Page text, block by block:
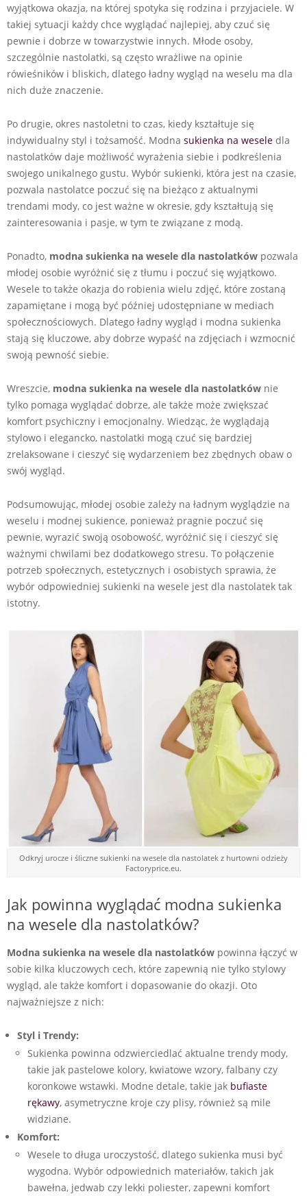
wyjątkowa okazja, na której spotyka się rodzina i przyjaciele. W
takiej sytuacji każdy chce wyglądać najlepiej, aby czuć się
pewnie i dobrze w towarzystwie innych. Młode osoby,
szczególnie nastolatki, są często wrażliwe na opinie
rówieśników i bliskich, dlatego ładny wygląd na weselu ma dla
nich duże znaczenie.
Po drugie, okres nastoletni to czas, kiedy kształtuje się
indywidualny styl i tożsamość. Modna sukienka na wesele dla
nastolatków daje możliwość wyrażenia siebie i podkreślenia
swojego unikalnego gustu. Wybór sukienki, która jest na czasie,
pozwala nastolatce poczuć się na bieżąco z aktualnymi
trendami mody, co jest ważne w okresie, gdy kształtują się
zainteresowania i pasje, w tym te związane z modą.
Ponadto, modna sukienka na wesele dla nastolatków pozwala
młodej osobie wyróżnić się z tłumu i poczuć się wyjątkowo.
Wesele to także okazja do robienia wielu zdjęć, które zostaną
zapamiętane i mogą być później udostępniane w mediach
społecznościowych. Dlatego ładny wygląd i modna sukienka
stają się kluczowe, aby dobrze wypaść na zdjęciach i wzmocnić
swoją pewność siebie.
Wreszcie, modna sukienka na wesele dla nastolatków nie
tylko pomaga wyglądać dobrze, ale także może zwiększać
komfort psychiczny i emocjonalny. Wiedząc, że wyglądają
stylowo i elegancko, nastolatki mogą czuć się bardziej
zrelaksowane i cieszyć się wydarzeniem bez zbędnych obaw o
swój wygląd.
Podsumowując, młodej osobie zależy na ładnym wyglądzie na
weselu i modnej sukience, ponieważ pragnie poczuć się
pewnie, wyrazić swoją osobowość, wyróżnić się i cieszyć się
ważnymi chwilami bez dodatkowego stresu. To połączenie
potrzeb społecznych, estetycznych i osobistych sprawia, że
wybór odpowiedniej sukienki na wesele jest dla nastolatek tak
istotny.
Odkryj urocze i śliczne sukienki na wesele dla nastolatek z hurtowni odzieży
Factoryprice.eu.
Jak powinna wyglądać modna sukienka
na wesele dla nastolatków?
Modna sukienka na wesele dla nastolatków powinna łączyć w
sobie kilka kluczowych cech, które zapewnią nie tylko stylowy
wygląd, ale także komfort i dopasowanie do okazji. Oto
najważniejsze z nich:
Styl i Trendy:
Sukienka powinna odzwierciedlać aktualne trendy mody,
takie jak pastelowe kolory, kwiatowe wzory, falbany czy
koronkowe wstawki. Modne detale, takie jak bufiaste
rękawy, asymetryczne kroje czy plisy, również są mile
widziane.
Komfort:
Wesele to długa uroczystość, dlatego sukienka musi być
wygodna. Wybór odpowiednich materiałów, takich jak
bawełna, jedwab czy lekki poliester, zapewni komfort